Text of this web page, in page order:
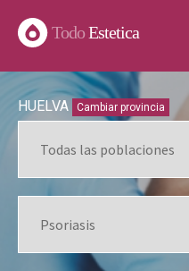
TodoEstetica
HUELVA Cambiar provincia